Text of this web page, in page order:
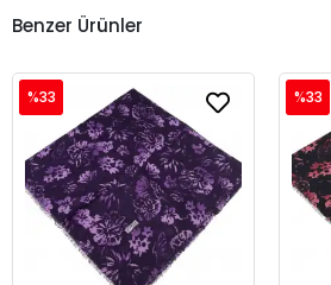
Benzer Ürünler
%33 %33